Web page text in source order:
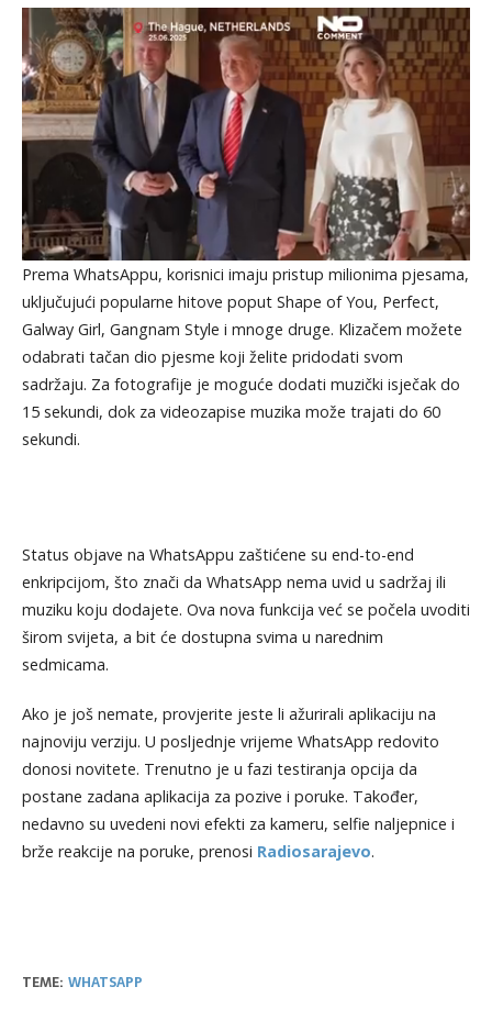
Prema WhatsAppu, korisnici imaju pristup milionima pjesama,
uključujući popularne hitove poput Shape of You, Perfect,
Galway Girl, Gangnam Style i mnoge druge. Klizačem možete
odabrati tačan dio pjesme koji želite pridodati svom
sadržaju. Za fotografije je moguće dodati muzički isječak do
15 sekundi, dok za videozapise muzika može trajati do 60
sekundi.
Status objave na WhatsAppu zaštićene su end-to-end
enkripcijom, što znači da WhatsApp nema uvid u sadržaj ili
muziku koju dodajete. Ova nova funkcija već se počela uvoditi
širom svijeta, a bit će dostupna svima u narednim
sedmicama.
Ako je još nemate, provjerite jeste li ažurirali aplikaciju na
najnoviju verziju. U posljednje vrijeme WhatsApp redovito
donosi novitete. Trenutno je u fazi testiranja opcija da
postane zadana aplikacija za pozive i poruke. Također,
nedavno su uvedeni novi efekti za kameru, selfie naljepnice i
brže reakcije na poruke, prenosi Radiosarajevo.
TEME: WHATSAPP